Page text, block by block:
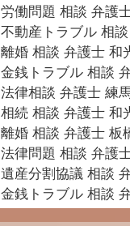
労働問題 相談 弁護
不動産トラブル 相
離婚 相談 弁護士 和
金銭トラブル 相談
法律相談 弁護士 練
相続 相談 弁護士 和
離婚 相談 弁護士 板
法律問題 相談 弁護
遺産分割協議 相談
金銭トラブル 相談